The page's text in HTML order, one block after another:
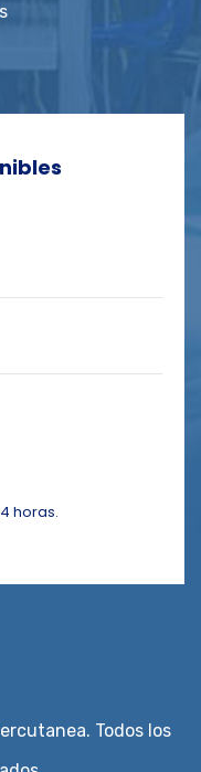
horas.
Todos los